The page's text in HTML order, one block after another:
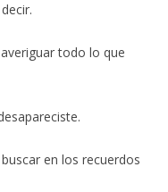
todo lo que
en los recuerdos